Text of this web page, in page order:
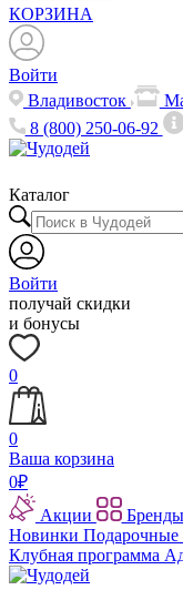
КОРЗИНА
Войти
Владивосток
8 (800) 250-06-92
Каталог
Войти
получай скидки
и бонусы
0
0
Ваша корзина
0₽
Акции
Бренды
Новинки Подарочные
Клубная программа